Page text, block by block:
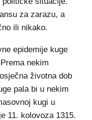
za zarazu, a
ili nikako.
epidemije kuge
nekim
životna dob
pala bi u nekim
kugi u
11. kolovoza 1315.